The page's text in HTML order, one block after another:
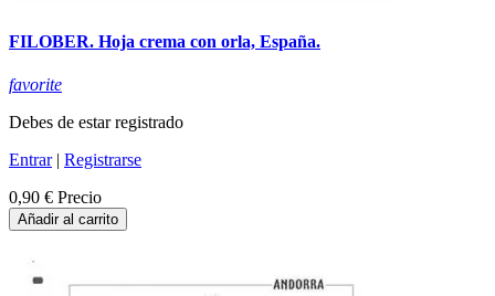
FILOBER. Hoja crema con orla, España.
favorite
Debes de estar registrado
Entrar| Registrarse
0,90 € Precio
Añadir al carrito